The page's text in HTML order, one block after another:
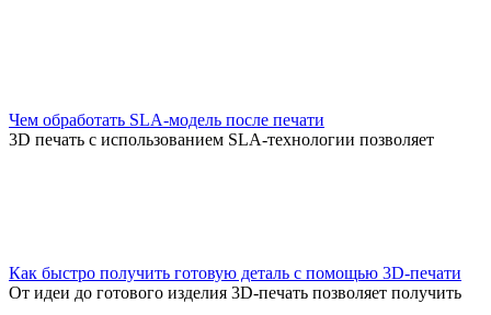
Чем обработать SLA-модель после печати
3D печать с использованием SLA-технологии позволяет
Как быстро получить готовую деталь с помощью 3D-печати
От идеи до готового изделия 3D-печать позволяет получить